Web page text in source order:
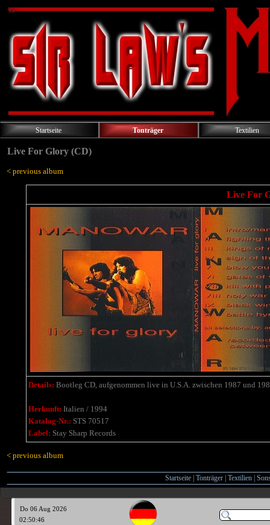
Startseite Tonträger Textilien
Live For Glory (CD)
< previous album
Live For
Details: Bootleg CD, aufgenommen live in U.S.A. zwischen 1987 und
Herkunft: Italien / 1994
Katalog-Nr.: STS 70517
Label: Stay Sharp Records
< previous album
Startseite Tonträger Textilien
Do 06 Aug 2026
02:50:47